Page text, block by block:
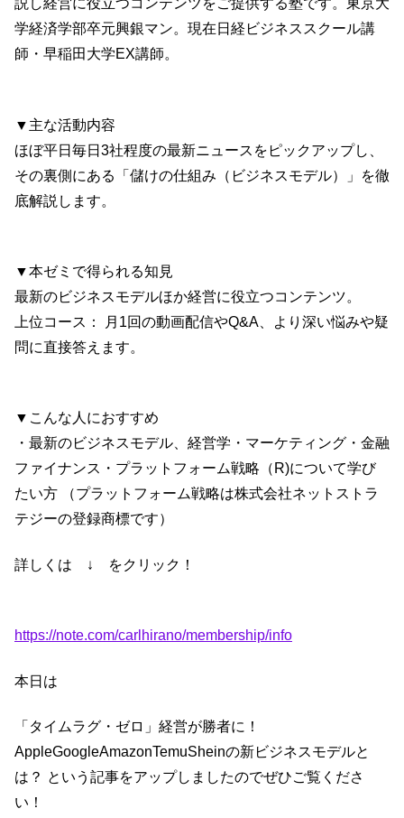
説し経営に役立つコンテンツをご提供する塾です。東京大
学経済学部卒元興銀マン。現在日経ビジネススクール講
師・早稲田大学EX講師。
▼主な活動内容
ほぼ平日毎日3社程度の最新ニュースをピックアップし、
その裏側にある「儲けの仕組み（ビジネスモデル）」を徹
底解説します。
▼本ゼミで得られる知見
最新のビジネスモデルほか経営に役立つコンテンツ。
上位コース： 月1回の動画配信やQ&A、より深い悩みや疑
問に直接答えます。
▼こんな人におすすめ
・最新のビジネスモデル、経営学・マーケティング・金融
ファイナンス・プラットフォーム戦略（R)について学び
たい方 （プラットフォーム戦略は株式会社ネットストラ
テジーの登録商標です）
詳しくは ↓ をクリック！
https://note.com/carlhirano/membership/info
本日は
「タイムラグ・ゼロ」経営が勝者に！
AppleGoogleAmazonTemuSheinの新ビジネスモデルと
は？ という記事をアップしましたのでぜひご覧くださ
い！